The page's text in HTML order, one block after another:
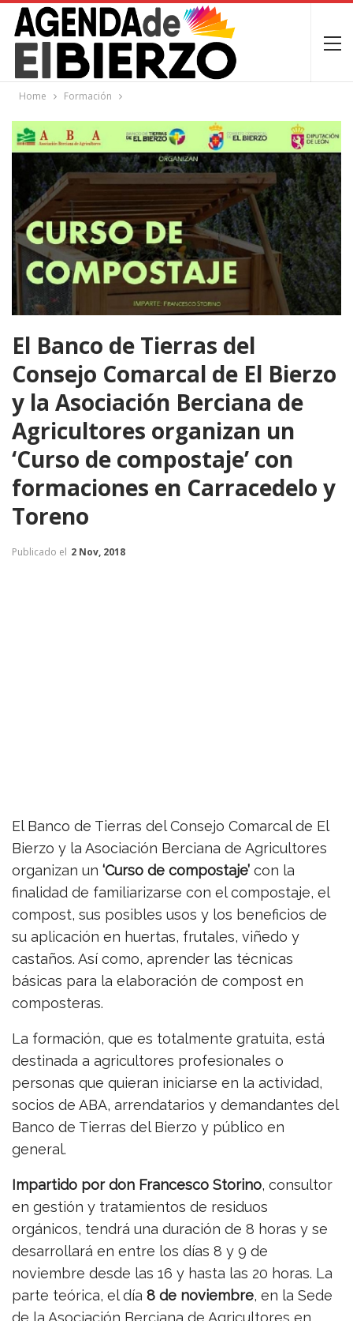
Home Formación
El Banco de Tierras del
Consejo Comarcal de El Bierzo
y la Asociación Berciana de
Agricultores organizan un
‘Curso de compostaje’ con
formaciones en Carracedelo y
Toreno
Publicado el 2 Nov, 2018
El Banco de Tierras del Consejo Comarcal de El
Bierzo y la Asociación Berciana de Agricultores
organizan un ‘Curso de compostaje’ con la
finalidad de familiarizarse con el compostaje, el
compost, sus posibles usos y los beneficios de
su aplicación en huertas, frutales, viñedo y
castaños. Así como, aprender las técnicas
básicas para la elaboración de compost en
composteras.
La formación, que es totalmente gratuita, está
destinada a agricultores profesionales o
personas que quieran iniciarse en la actividad,
socios de ABA, arrendatarios y demandantes del
Banco de Tierras del Bierzo y público en
general.
Impartido por don Francesco Storino, consultor
en gestión y tratamientos de residuos
orgánicos, tendrá una duración de 8 horas y se
desarrollará en entre los días 8 y 9 de
noviembre desde las 16 y hasta las 20 horas. La
parte teórica, el día 8 de noviembre, en la Sede
de la Asociación Berciana de Agricultores en